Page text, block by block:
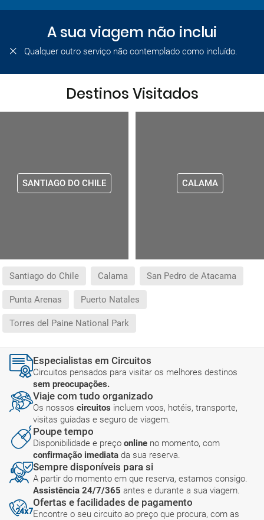
A sua viagem não inclui
Qualquer outro serviço não contemplado como incluído.
Destinos Visitados
SANTIAGO DO CHILE CALAMA
Santiago do Chile Calama San Pedro de Atacama
Punta Arenas Puerto Natales
Torres del Paine National Park
Especialistas em Circuitos
Circuitos pensados para visitar os melhores destinos
sem preocupações.
Viaje com tudo organizado
Os nossos circuitos incluem voos, hotéis, transporte,
visitas guiadas e seguro de viagem.
Poupe tempo
Disponibilidade e preço online no momento, com
confirmação imediata da sua reserva.
Sempre disponíveis para si
A partir do momento em que reserva, estamos consigo.
Assistência 24/7/365 antes e durante a sua viagem.
Ofertas e facilidades de pagamento
Encontre o seu circuito ao preço que procura, com as